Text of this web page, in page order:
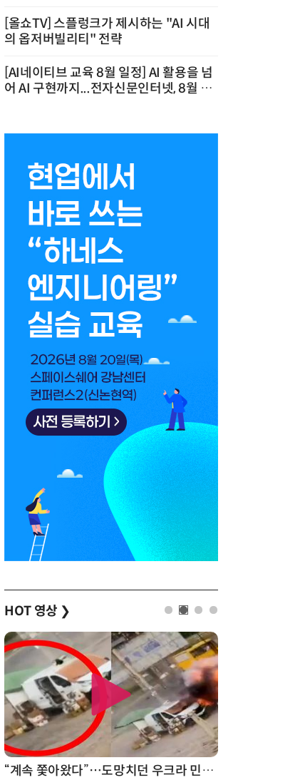
[올쇼TV] 스플렁크가 제시하는 "AI 시대
의 옵저버빌리티" 전략
[AI네이티브 교육 8월 일정] AI 활용을 넘
어 AI 구현까지...전자신문인터넷, 8월 실
HOT 영상 ❯
“계속 쫓아왔다”…도망치던 우크라 민간인 공격한 러 자폭 드론